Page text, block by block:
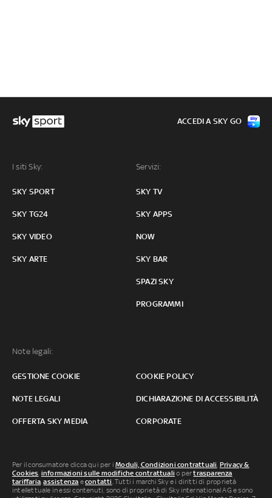
I siti Sky:
SKY SPORT
SKY TG24
SKY VIDEO
SKY ARTE
Servizi:
SKY TV
SKY APPS
NOW
SKY BAR
SPAZI SKY
PROGRAMMI
Note legali:
GESTIONE COOKIE COOKIE POLICY
NOTE LEGALI DICHIARAZIONE DI ACCESSIBILITÀ
OFFERTA SKY MEDIA CORPORATE
ACCEDI A SKY GO
Per il consumatore clicca qui per iModuli, Condizioni contrattuali, Privacy &
Cookies, informazioni sulle modifiche contrattuali o pertrasparenza
tariffaria,assistenza econtatti. Tutti i marchi Sky e i diritti di proprietà
intellettuale in essi contenuti, sono di proprietà di Sky international AG e sono